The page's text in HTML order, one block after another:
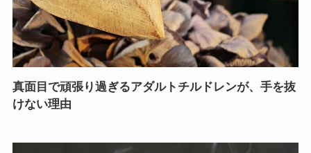
真面目で頑張り過ぎるアダルトチルドレンが、手を抜
けない理由